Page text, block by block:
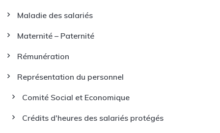
Maladie des salariés
Maternité – Paternité
Rémunération
Représentation du personnel
Comité Social et Economique
Crédits d'heures des salariés protégés